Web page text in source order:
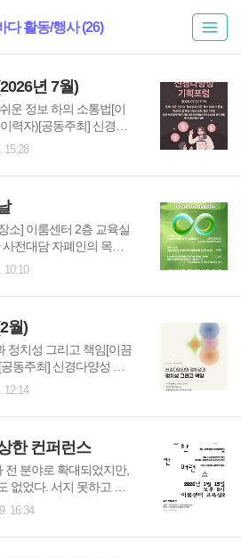
다 활동/행사 (26)
년 7월)
운 정보 하의 소통법[이
력자)[공동주최] 신경다
경다양인 운동언어 다시
구재단 인문사회학술연
기] sebadaoceans@gm
15:28
소] 이룸센터 2층 교육실
전대담 자폐인의 목소
: 00 - 기념식16 : 00 - 17
끎이 노해)[주의사항] 행
, 혐오 표현, 괴롭힘 행위
행을 방해하거나 다른 참
영진이 개입할 수 있습
10:10
월)
정치성 그리고 책임[이끔
동주최] 신경다양성 지
인 운동언어 다시쓰기 모
시] 2026년 2월 25일 오
12:14
한 컨퍼런스
분야로 확대되었지만,
없었다. 서지 못하고 말
의 한마디'를 찾아 세바
임으로 모여들었다. 정
16:34